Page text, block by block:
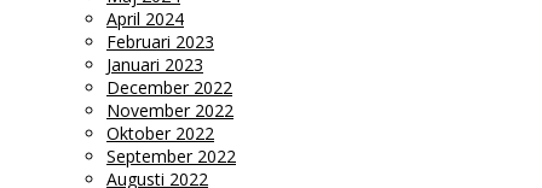
April 2024
Februari 2023
Januari 2023
December 2022
November 2022
Oktober 2022
September 2022
Augusti 2022